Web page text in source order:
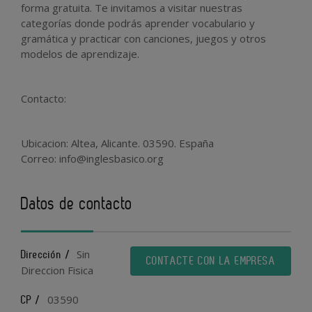
forma gratuita. Te invitamos a visitar nuestras
categorías donde podrás aprender vocabulario y
gramática y practicar con canciones, juegos y otros
modelos de aprendizaje.
Contacto:
Ubicacion: Altea, Alicante. 03590. España
Correo: info@inglesbasico.org
Datos de contacto
CONTACTE CON LA EMPRESA
Dirección /
Sin
Direccion Fisica
CP / 03590